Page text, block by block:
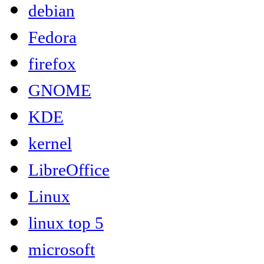
debian
Fedora
firefox
GNOME
KDE
kernel
LibreOffice
Linux
linux top 5
microsoft